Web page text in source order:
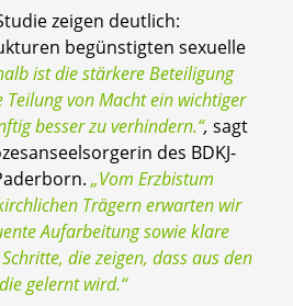
zeigen deutlich:
begünstigten sexuelle
ist die stärkere Beteiligung
von Macht ein wichtiger
besser zu verhindern.“, sagt
des BDKJ-
„Vom Erzbistum
Trägern erwarten wir
Aufarbeitung sowie klare
die zeigen, dass aus den
gelernt wird.“